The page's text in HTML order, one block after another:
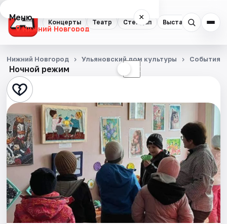
Концерты Театр Стендап Выставки
Меню ×
Нижний Новгород
Концерты
Театр
Стендап
Выставки
Квесты
Экскурсии
Спорт
События
Ночной режим ☾
Нижний Новгород Ульяновский дом культуры События